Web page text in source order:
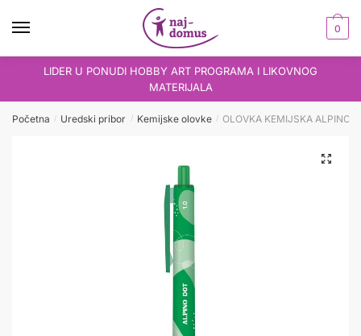
0
LIDER U PONUDI HOBBY ART PROGRAMA I LIKOVNOG
MATERIJALA
Početna / Uredski pribor / Kemijske olovke / OLOVKA KEMIJSKA ALPINO